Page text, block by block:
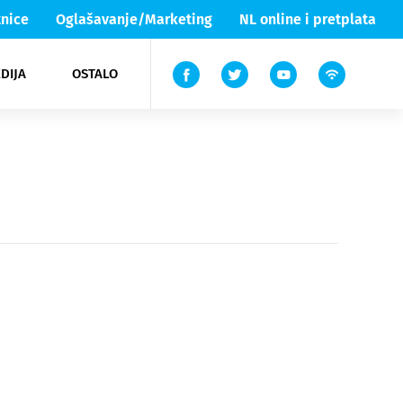
Oglašavanje/Marketing NL online i pretplata
OSTALO
Lika & Senj
TV